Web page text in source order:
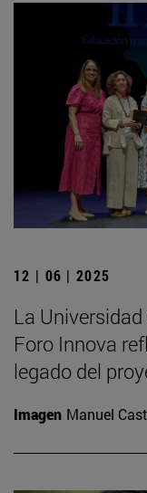
12 | 06 | 2025
La
Foro Innova
legado del
Imagen Manuel